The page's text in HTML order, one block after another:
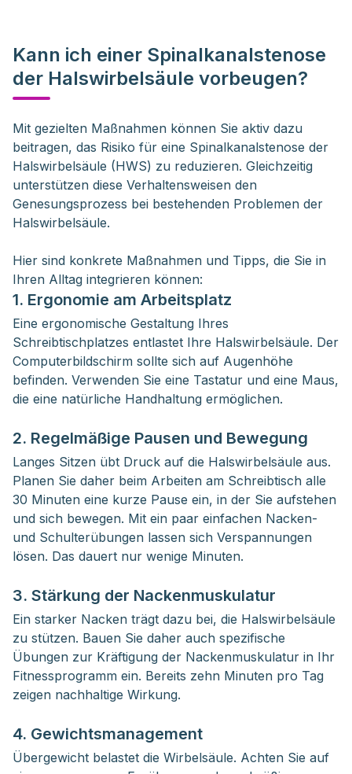
Kann ich einer Spinalkanalstenose
der Halswirbelsäule vorbeugen?
Mit gezielten Maßnahmen können Sie aktiv dazu
beitragen, das Risiko für eine Spinalkanalstenose der
Halswirbelsäule (HWS) zu reduzieren. Gleichzeitig
unterstützen diese Verhaltensweisen den
Genesungsprozess bei bestehenden Problemen der
Halswirbelsäule.
Hier sind konkrete Maßnahmen und Tipps, die Sie in
Ihren Alltag integrieren können:
1. Ergonomie am Arbeitsplatz
Eine ergonomische Gestaltung Ihres
Schreibtischplatzes entlastet Ihre Halswirbelsäule. Der
Computerbildschirm sollte sich auf Augenhöhe
befinden. Verwenden Sie eine Tastatur und eine Maus,
die eine natürliche Handhaltung ermöglichen.
2. Regelmäßige Pausen und Bewegung
Langes Sitzen übt Druck auf die Halswirbelsäule aus.
Planen Sie daher beim Arbeiten am Schreibtisch alle
30 Minuten eine kurze Pause ein, in der Sie aufstehen
und sich bewegen. Mit ein paar einfachen Nacken-
und Schulterübungen lassen sich Verspannungen
lösen. Das dauert nur wenige Minuten.
3. Stärkung der Nackenmuskulatur
Ein starker Nacken trägt dazu bei, die Halswirbelsäule
zu stützen. Bauen Sie daher auch spezifische
Übungen zur Kräftigung der Nackenmuskulatur in Ihr
Fitnessprogramm ein. Bereits zehn Minuten pro Tag
zeigen nachhaltige Wirkung.
4. Gewichtsmanagement
Übergewicht belastet die Wirbelsäule. Achten Sie auf